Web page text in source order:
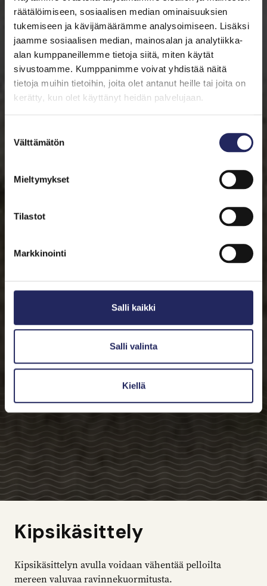
räätälöimiseen, sosiaalisen median ominaisuuksien
tukemiseen ja kävijämäärämme analysoimiseen. Lisäksi
jaamme sosiaalisen median, mainosalan ja analytiikka-
alan kumppaneillemme tietoja siitä, miten käytät
sivustoamme. Kumppanimme voivat yhdistää näitä
tietoja muihin tietoihin, joita olet antanut heille tai joita on
kerätty, kun olet käyttänyt heidän palvelujaan.
valinta
Välttämätön
Mieltymykset
Tilastot
Markkinointi
Salli kaikki
Salli valinta
Kiellä
Kipsikäsittely
Kipsikäsittelyn avulla voidaan vähentää pelloilta
mereen valuvaa ravinnekuormitusta.